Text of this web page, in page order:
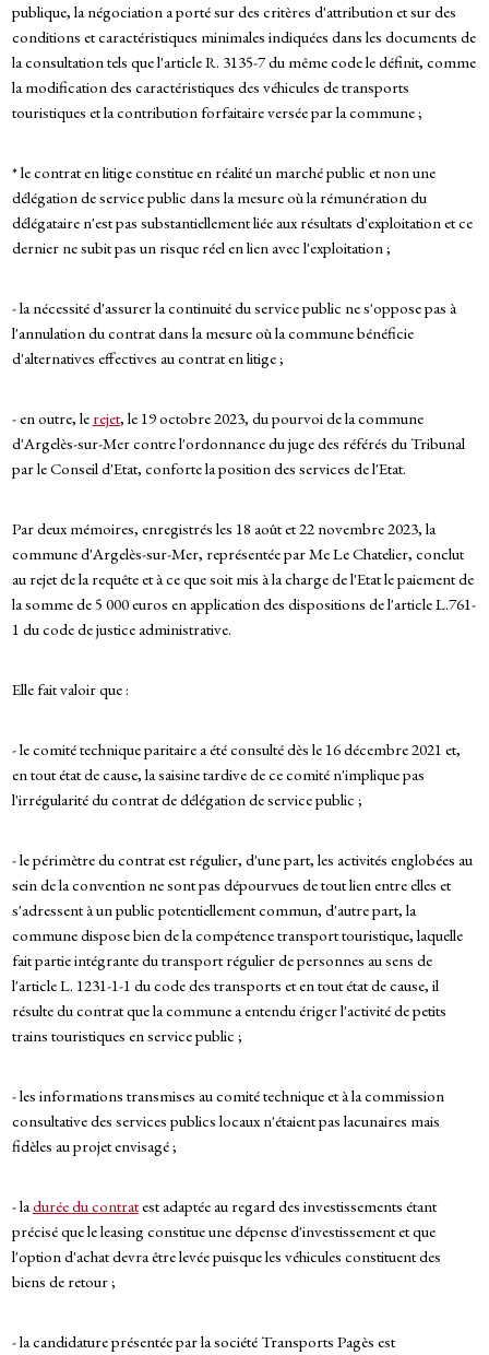
publique, la négociation a porté sur des critères d'attribution et sur des
conditions et caractéristiques minimales indiquées dans les documents de
la consultation tels que l'article R. 3135-7 du même code le définit, comme
la modification des caractéristiques des véhicules de transports
touristiques et la contribution forfaitaire versée par la commune ;
* le contrat en litige constitue en réalité un marché public et non une
délégation de service public dans la mesure où la rémunération du
délégataire n'est pas substantiellement liée aux résultats d'exploitation et ce
dernier ne subit pas un risque réel en lien avec l'exploitation ;
- la nécessité d'assurer la continuité du service public ne s'oppose pas à
l'annulation du contrat dans la mesure où la commune bénéficie
d'alternatives effectives au contrat en litige ;
- en outre, le rejet, le 19 octobre 2023, du pourvoi de la commune
d'Argelès-sur-Mer contre l'ordonnance du juge des référés du Tribunal
par le Conseil d'Etat, conforte la position des services de l'Etat.
Par deux mémoires, enregistrés les 18 août et 22 novembre 2023, la
commune d'Argelès-sur-Mer, représentée par Me Le Chatelier, conclut
au rejet de la requête et à ce que soit mis à la charge de l'Etat le paiement de
la somme de 5 000 euros en application des dispositions de l'article L.761-
1 du code de justice administrative.
Elle fait valoir que :
- le comité technique paritaire a été consulté dès le 16 décembre 2021 et,
en tout état de cause, la saisine tardive de ce comité n'implique pas
l'irrégularité du contrat de délégation de service public ;
- le périmètre du contrat est régulier, d'une part, les activités englobées au
sein de la convention ne sont pas dépourvues de tout lien entre elles et
s'adressent à un public potentiellement commun, d'autre part, la
commune dispose bien de la compétence transport touristique, laquelle
fait partie intégrante du transport régulier de personnes au sens de
l'article L. 1231-1-1 du code des transports et en tout état de cause, il
résulte du contrat que la commune a entendu ériger l'activité de petits
trains touristiques en service public ;
- les informations transmises au comité technique et à la commission
consultative des services publics locaux n'étaient pas lacunaires mais
fidèles au projet envisagé ;
- ladurée du contratest adaptée au regard des investissements étant
précisé que le leasing constitue une dépense d'investissement et que
l'option d'achat devra être levée puisque les véhicules constituent des
biens de retour ;
- la candidature présentée par la société Transports Pagès est